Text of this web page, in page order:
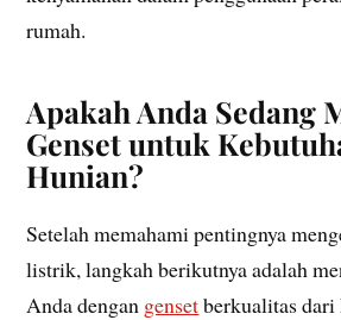
rumah.
Apakah Anda Sedang
Genset untuk
Hunian?
Setelah memahami pentingnya
listrik, langkah berikutnya adalah
Anda dengan gensetberkualitas